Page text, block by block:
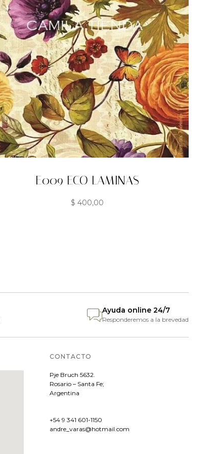
E009 ECO LAMINAS
$ 400,00
Ayuda online 24/7
Responderemos a la brevedad
CONTACTO
Pje Bruch 5632.
Rosario – Santa Fe;
Argentina
+54 9 341 601-1150
andre_varas@hotmail.com